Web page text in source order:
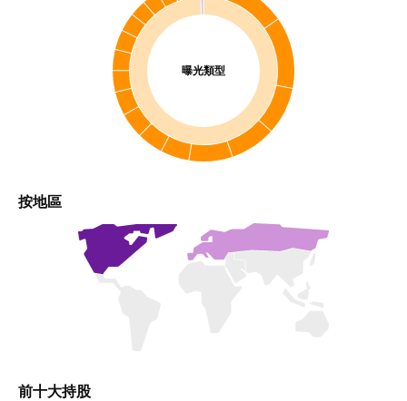
曝光類型
按地區
前十大持股